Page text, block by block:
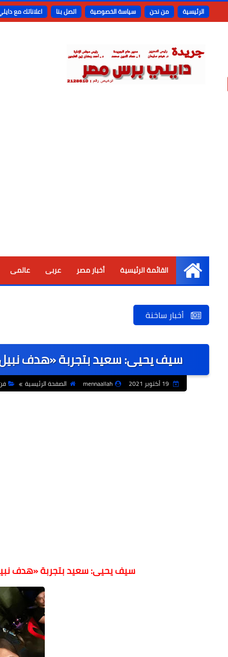
الرئيسية من نحن سياسة الخصوصية اتصل بنا اعلاناتك مع
الرئيسية
القائمة الرئيسية أخبار مصر عربى عالمى
أخبار ساخنة
سيف يحيى: سعيد بتجربة «هدف
mennaallah الصفحة الرئيسية
سيف يحيى: سعيد بتجربة «هدف